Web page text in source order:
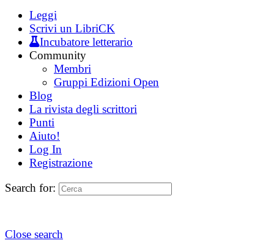
Leggi
Scrivi un LibriCK
Incubatore letterario
Community
Membri
Gruppi Edizioni Open
Blog
La rivista degli scrittori
Punti
Aiuto!
Log In
Registrazione
Search for:
Close search